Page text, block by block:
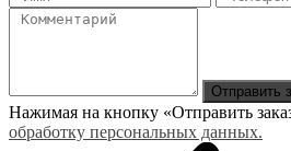
Отправить
Нажимая на кнопку «Отправить
обработку персональных данных.